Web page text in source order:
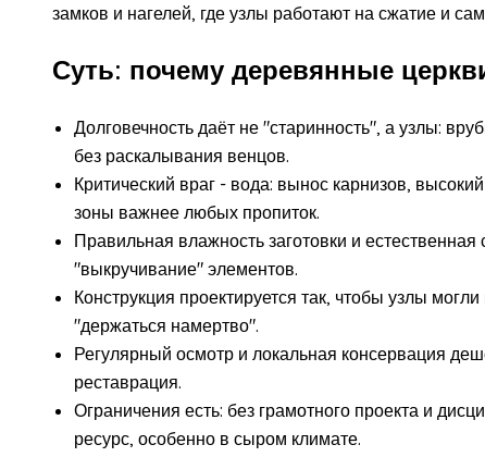
замков и нагелей, где узлы работают на сжатие и
Суть: почему деревянные
Долговечность даёт не "старинность", а узлы:
без раскалывания венцов.
Критический враг - вода: вынос карнизов,
зоны важнее любых пропиток.
Правильная влажность заготовки и
"выкручивание" элементов.
Конструкция проектируется так, чтобы узлы
"держаться намертво".
Регулярный осмотр и локальная консервация
реставрация.
Ограничения есть: без грамотного проекта и
ресурс, особенно в сыром климате.